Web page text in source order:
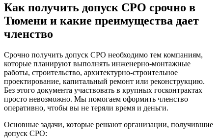
Как получить допуск СРО срочно в
Тюмени и какие преимущества дает
членство
Срочно получить допуск СРО необходимо тем компаниям,
которые планируют выполнять инженерно-монтажные
работы, строительство, архитектурно-строительное
проектирование, капитальный ремонт или реконструкцию.
Без этого документа участвовать в крупных госконтрактах
просто невозможно. Мы помогаем оформить членство
оперативно, чтобы вы не теряли время и деньги.
Основные задачи, которые решают организации, получившие
допуск СРО: